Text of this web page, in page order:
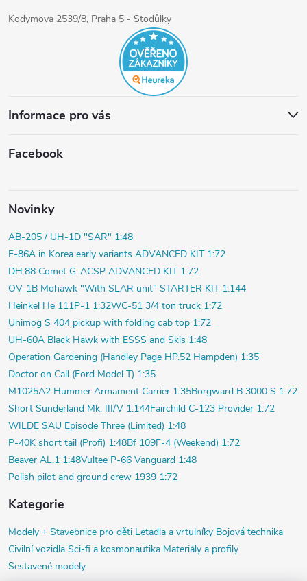
Kodymova 2539/8, Praha 5 - Stodůlky
Informace pro vás
Facebook
Novinky
AB-205 / UH-1D "SAR" 1:48
F-86A in Korea early variants ADVANCED KIT 1:72
DH.88 Comet G-ACSP ADVANCED KIT 1:72
OV-1B Mohawk "With SLAR unit" STARTER KIT 1:144
Heinkel He 111P-1 1:32WC-51 3/4 ton truck 1:72
Unimog S 404 pickup with folding cab top 1:72
UH-60A Black Hawk with ESSS and Skis 1:48
Operation Gardening (Handley Page HP.52 Hampden) 1:35
Doctor on Call (Ford Model T) 1:35
M1025A2 Hummer Armament Carrier 1:35Borgward B 3000 S 1:72
Short Sunderland Mk. III/V 1:144Fairchild C-123 Provider 1:72
WILDE SAU Episode Three (Limited) 1:48
P-40K short tail (Profi) 1:48Bf 109F-4 (Weekend) 1:72
Beaver AL.1 1:48Vultee P-66 Vanguard 1:48
Polish pilot and ground crew 1939 1:72
Kategorie
Modely + Stavebnice pro děti Letadla a vrtulníky Bojová technika
Civilní vozidla Sci-fi a kosmonautika Materiály a profily
Sestavené modely